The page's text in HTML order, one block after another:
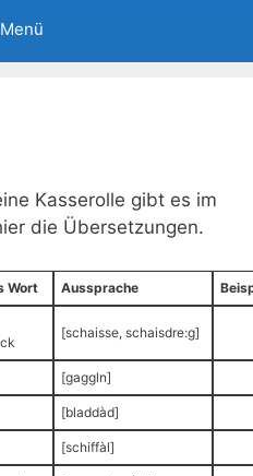
Menü
Kasserolle gibt es im
die Übersetzungen.
Wort Aussprache
[schaisse, schaisdre:g]
[gaggln]
[bladdàd]
[schiffàl]